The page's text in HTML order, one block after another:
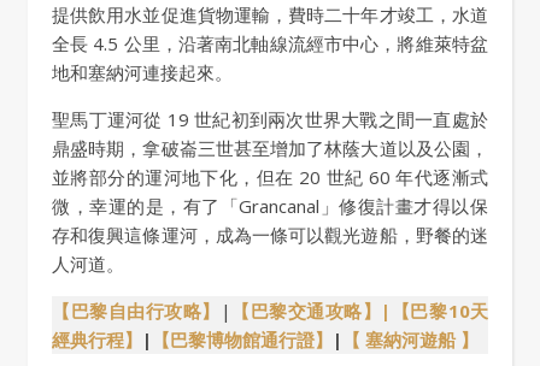
提供飲用水並促進貨物運輸，費時二十年才竣工，水道
全長 4.5 公里，沿著南北軸線流經市中心，將維萊特盆
地和塞納河連接起來。
聖馬丁運河從 19 世紀初到兩次世界大戰之間一直處於
鼎盛時期，拿破崙三世甚至增加了林蔭大道以及公園，
並將部分的運河地下化，但在 20 世紀 60 年代逐漸式
微，幸運的是，有了「Grancanal」修復計畫才得以保
存和復興這條運河，成為一條可以觀光遊船，野餐的迷
人河道。
【巴黎自由行攻略】
| 【巴黎交通攻略】 |【巴黎10天
經典行程】 | 【巴黎博物館通行證】 | 【 塞納河遊船 】